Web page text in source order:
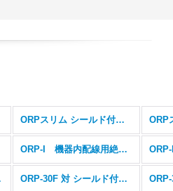
ORPスリム シールド付き(SB) ORP
ORP-I 機器内配線用絶縁電線
径 ORP-30F 対 シールド付き(SB) 超細径